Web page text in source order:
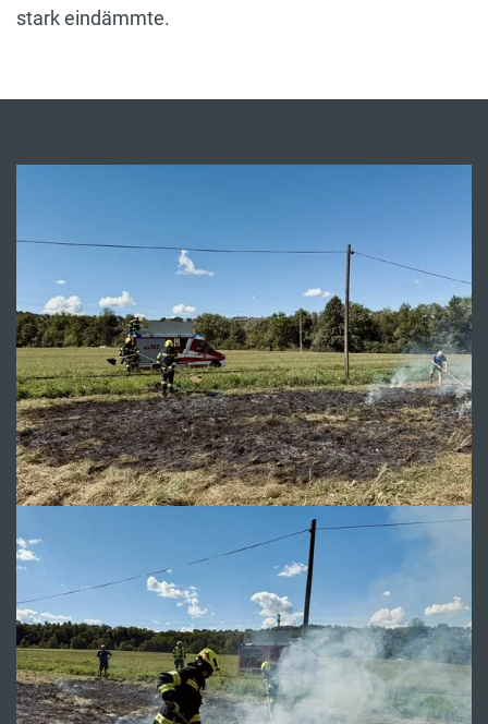
stark eindämmte.